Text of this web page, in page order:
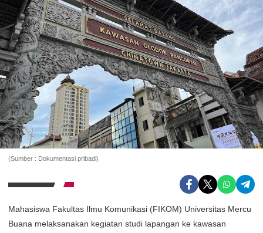
(Sumber : Dokumentasi pribadi)
Mahasiswa Fakultas Ilmu Komunikasi (FIKOM) Universitas Mercu
Buana melaksanakan kegiatan studi lapangan ke kawasan